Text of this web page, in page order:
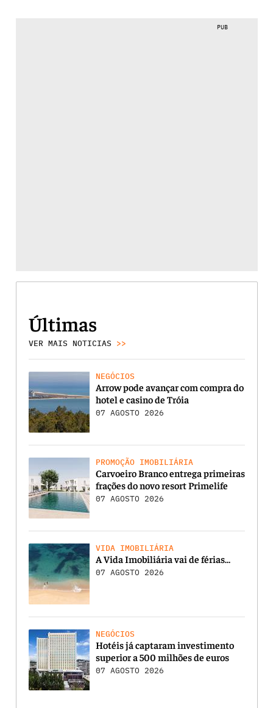
PUB
Últimas
VER MAIS NOTICIAS >>
NEGÓCIOS
Arrow pode avançar com compra do
hotel e casino de Tróia
07 AGOSTO 2026
PROMOÇÃO IMOBILIÁRIA
Carvoeiro Branco entrega primeiras
frações do novo resort Primelife
07 AGOSTO 2026
VIDA IMOBILIÁRIA
A Vida Imobiliária vai de férias…
07 AGOSTO 2026
NEGÓCIOS
Hotéis já captaram investimento
superior a 500 milhões de euros
07 AGOSTO 2026